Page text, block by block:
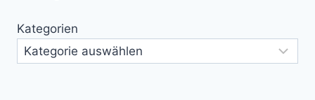
Kategorien